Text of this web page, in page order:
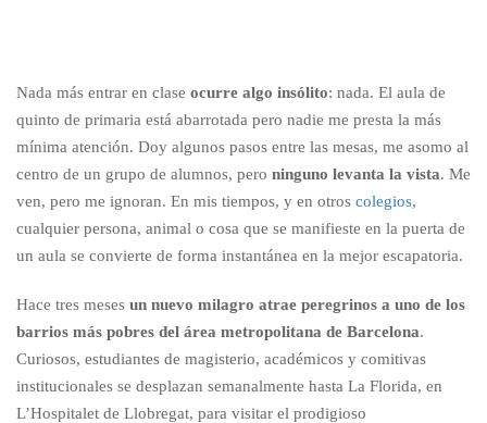
Nada más entrar en clase ocurre algo insólito: nada. El aula de
quinto de primaria está abarrotada pero nadie me presta la más
mínima atención. Doy algunos pasos entre las mesas, me asomo al
centro de un grupo de alumnos, pero ninguno levanta la vista. Me
ven, pero me ignoran. En mis tiempos, y en otros colegios,
cualquier persona, animal o cosa que se manifieste en la puerta de
un aula se convierte de forma instantánea en la mejor escapatoria.
Hace tres meses un nuevo milagro atrae peregrinos a uno de los
barrios más pobres del área metropolitana de Barcelona.
Curiosos, estudiantes de magisterio, académicos y comitivas
institucionales se desplazan semanalmente hasta La Florida, en
L’Hospitalet de Llobregat, para visitar el prodigioso